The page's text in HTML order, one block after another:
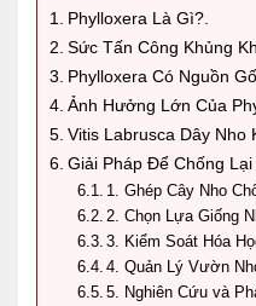
Phylloxera Là Gì?.
Sức Tấn Công Khủng
Phylloxera Có Nguồn
Ảnh Hưởng Lớn Của
Vitis Labrusca Dây Nho
Giải Pháp Để Chống Lại
1. Ghép Cây Nho
2. Chọn Lựa Giống
3. Kiểm Soát Hóa
4. Quản Lý Vườn
5. Nghiên Cứu và